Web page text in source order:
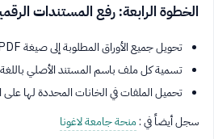
الخطوة الرابعة: رفع المستندات
تحويل جميع الأوراق المطلوبة إلى صيغة PDF واضحة.
تسمية كل ملف باسم المستند الأصلي باللغة
تحميل الملفات في الخانات المحددة لها
سجل أيضاً في :منحة جامعة لاغونا